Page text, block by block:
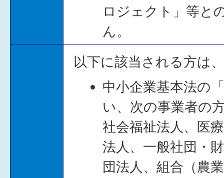
ロジェクト」等と
ん。
以下に該当される方は
中小企業基本法の
い、次の事業者の
社会福祉法人、医
法人、一般社団・
団法人、組合（農